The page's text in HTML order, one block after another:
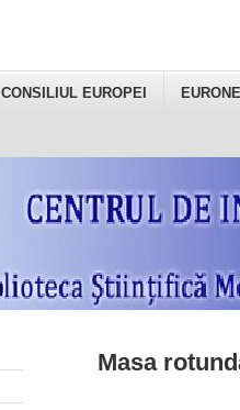
CONSILIUL EUROPEI
Masa